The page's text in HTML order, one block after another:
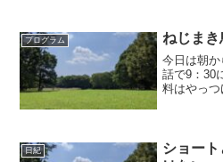
プログラム ねじま
今日は朝か
話で9：30
料はやっつ
ろう。し
日紀
ショー